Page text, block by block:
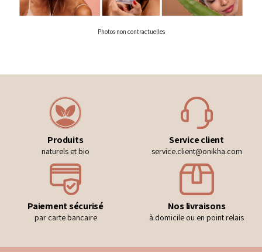
Photos non contractuelles
Produits
naturels et bio
Service client
service.client@onikha.com
Paiement sécurisé
par carte bancaire
Nos livraisons
à domicile ou en point relais